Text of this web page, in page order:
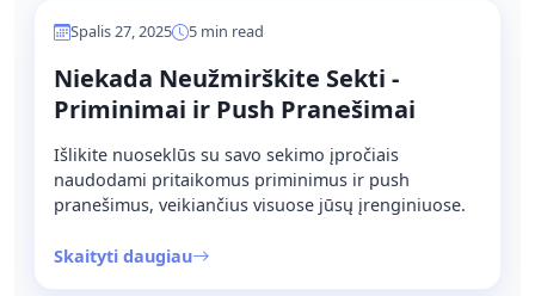
Spalis 27, 2025 5 min read
Niekada Neužmirškite Sekti -
Priminimai ir Push Pranešimai
Išlikite nuoseklūs su savo sekimo įpročiais
naudodami pritaikomus priminimus ir push
pranešimus, veikiančius visuose jūsų įrenginiuose.
Skaityti daugiau